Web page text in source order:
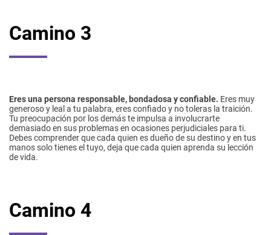
Camino 3
Eres una persona responsable, bondadosa y confiable. Eres muy
generoso y leal a tu palabra, eres confiado y no toleras la traición.
Tu preocupación por los demás te impulsa a involucrarte
demasiado en sus problemas en ocasiones perjudiciales para ti.
Debes comprender que cada quien es dueño de su destino y en tus
manos solo tienes el tuyo, deja que cada quien aprenda su lección
de vida.
Camino 4